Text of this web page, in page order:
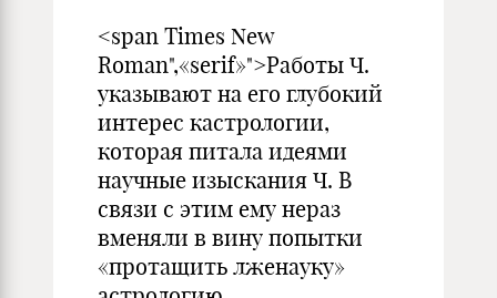
<span Times New
Roman",«serif»">Работы Ч.
указывают на его глубокий
интерес кастрологии,
которая питала идеями
научные изыскания Ч. В
связи с этим ему нераз
вменяли в вину попытки
«протащить лженауку»